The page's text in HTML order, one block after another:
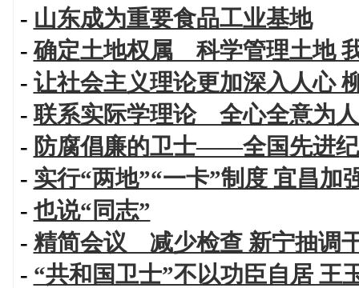
- 山东成为重要食品工业基地
-确定土地权属 科学管理土地
- 让社会主义理论更加深入人心
-联系实际学理论 全心全意为
- 防腐倡廉的卫士——全国先进
- 实行“两地”“一卡”制度 宜昌加
- 也说“同志”
- 精简会议 减少检查 新宁抽调
- “共和国卫士”不以功臣自居 王